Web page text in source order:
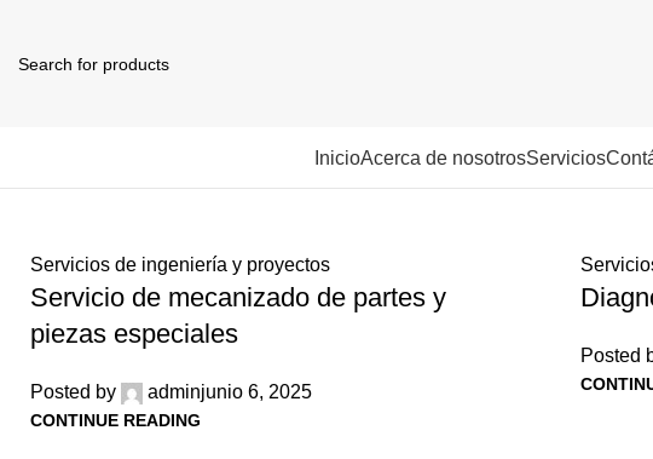
InicioAcerca de nosotrosServicios
Servicios de ingeniería y proyectos
Servicio de mecanizado de partes y
piezas especiales
Posted by adminjunio 6, 2025
CONTINUE READING
Posted